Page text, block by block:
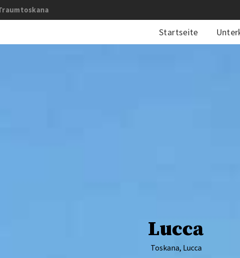
Startseite
Lucca
Toskana, Lucca